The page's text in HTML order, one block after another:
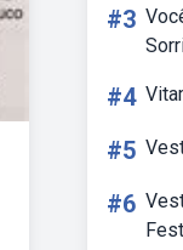
#3
#4
#5
#6